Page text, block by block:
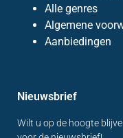
Alle genres
Algemene
Aanbiedingen
Nieuwsbrief
Wilt u op de hoogte